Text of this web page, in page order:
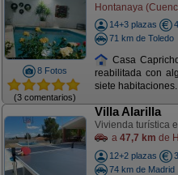
8 Fotos
(3 comentarios)
Hontanaya
14+3 plazas
71 km de Toledo
Casa
reabilitada con
siete
Villa Alarilla
Vivienda turística
a 47,7 km de
12+2 plazas
74 km de Madrid